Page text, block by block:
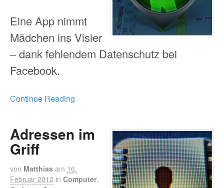
Eine App nimmt
Mädchen ins Visier
– dank fehlendem Datenschutz bei
Facebook.
Continue Reading
Adressen im
Griff
von Matthias am 16.
Februar 2012 in Computer,